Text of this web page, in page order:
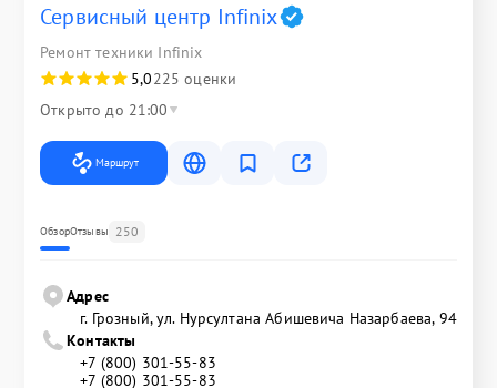
Сервисный центр Infinix
Ремонт техники Infinix
5,0225 оценки
Открыто до 21:00
Маршрут
ОбзорОтзывы 250
Адрес
г. Грозный, ул. Нурсултана Абишевича Назарбаева, 94
Контакты
+7 (800) 301-55-83
+7 (800) 301-55-83